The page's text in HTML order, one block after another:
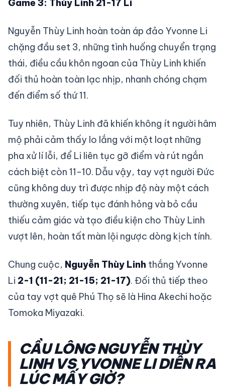
Game 3: Thùy Linh 21-17 Li
Nguyễn Thùy Linh hoàn toàn áp đảo Yvonne Li
chặng đầu set 3, những tình huống chuyển trạng
thái, điều cầu khôn ngoan của Thùy Linh khiến
đối thủ hoàn toàn lạc nhịp, nhanh chóng chạm
đến điểm số thứ 11.
Tuy nhiên, Thùy Linh đã khiến không ít người hâm
mộ phải cảm thấy lo lắng với một loạt những
pha xử lí lỗi, để Li liên tục gỡ điểm và rút ngắn
cách biệt còn 11-10. Dẫu vậy, tay vợt người Đức
cũng không duy trì được nhịp độ này một cách
thường xuyên, tiếp tục đánh hỏng và bỏ cầu
thiếu cảm giác và tạo điều kiện cho Thùy Linh
vượt lên, hoàn tất màn lội ngược dòng kịch tính.
Chung cuộc, Nguyễn Thùy Linh thắng Yvonne
Li 2-1 (11-21; 21-15; 21-17). Đối thủ tiếp theo
của tay vợt quê Phú Thọ sẽ là Hina Akechi hoặc
Tomoka Miyazaki.
CẦU LÔNG NGUYỄN THÙY
LINH VS YVONNE LI DIỄN RA
LÚC MẤY GIỜ?